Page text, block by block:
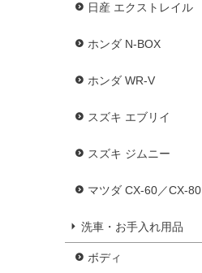
日産 エクストレイル
ホンダ N-BOX
ホンダ WR-V
スズキ エブリイ
スズキ ジムニー
マツダ CX-60／CX-80
洗車・お手入れ用品
ボディ